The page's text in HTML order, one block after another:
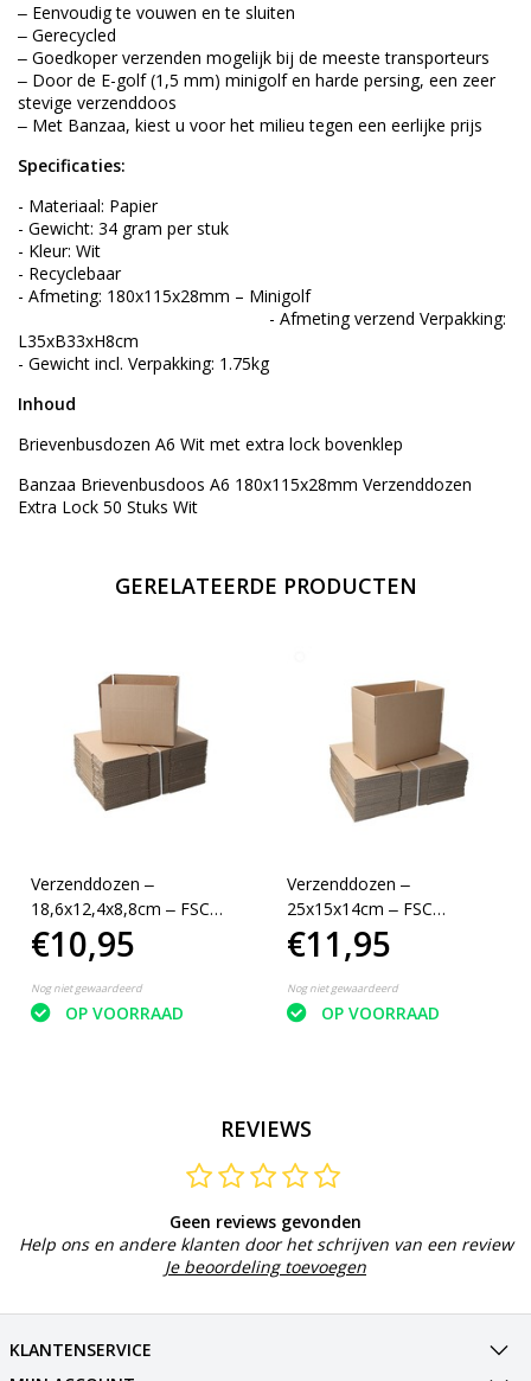
‒ Eenvoudig te vouwen en te sluiten
‒ Gerecycled
‒ Goedkoper verzenden mogelijk bij de meeste transporteurs
‒ Door de E-golf (1,5 mm) minigolf en harde persing, een zeer
stevige verzenddoos
‒ Met Banzaa, kiest u voor het milieu tegen een eerlijke prijs
Specificaties:
- Materiaal: Papier
- Gewicht: 34 gram per stuk
- Kleur: Wit
- Recyclebaar
- Afmeting: 180x115x28mm – Minigolf
- Afmeting verzend Verpakking:
L35xB33xH8cm
- Gewicht incl. Verpakking: 1.75kg
Inhoud
Brievenbusdozen A6 Wit met extra lock bovenklep
Banzaa Brievenbusdoos A6 180x115x28mm Verzenddozen
Extra Lock 50 Stuks Wit
GERELATEERDE PRODUCTEN
Verzenddozen ‒
18,6x12,4x8,8cm ‒ FSC
Gerecycled karton 25
dozen
€10,95
Nog niet gewaardeerd
OP VOORRAAD
Verzenddozen ‒
25x15x14cm ‒ FSC
Gerecycled karton 25
dozen
€11,95
Nog niet gewaardeerd
OP VOORRAAD
REVIEWS
Geen reviews gevonden
Help ons en andere klanten door het schrijven van een review
Je beoordeling toevoegen
KLANTENSERVICE